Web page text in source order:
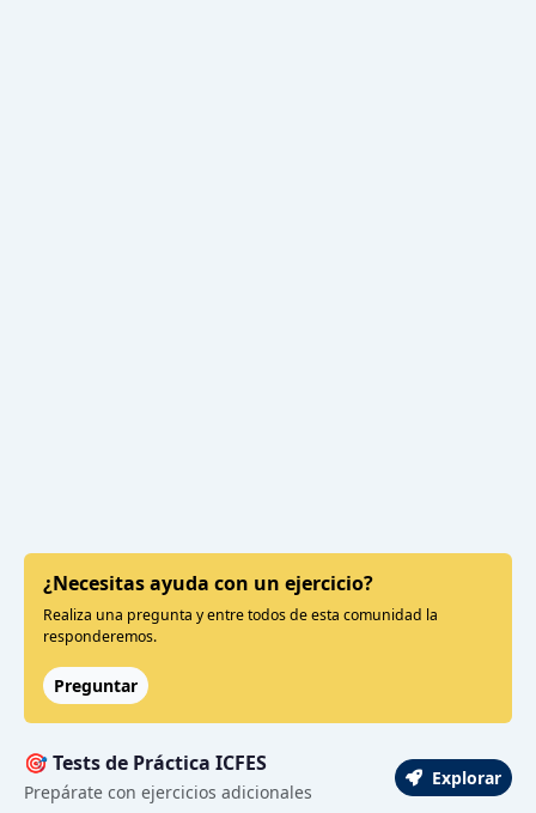
¿Necesitas ayuda con un ejercicio?
Realiza una pregunta y entre todos de esta comunidad la
responderemos.
Preguntar
🎯 Tests de Práctica ICFES
Prepárate con ejercicios adicionales
Explorar